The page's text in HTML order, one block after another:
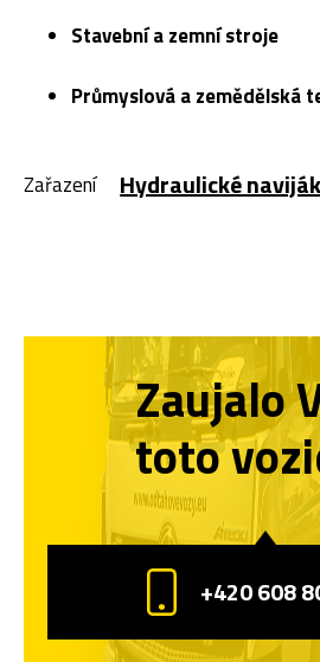
Stavební a zemní stroje
Průmyslová a zemědělská
Zařazení Hydraulické
Zaujalo
toto
+420 608